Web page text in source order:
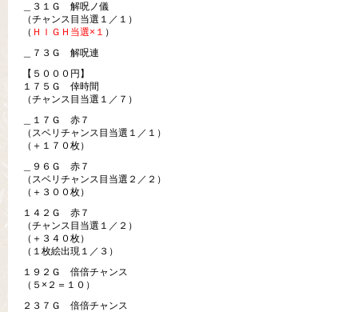
＿３１Ｇ 解呪ノ儀
（チャンス目当選１／１）
（ ＨＩＧＨ当選×１ ）
＿７３Ｇ 解呪連
【５０００円】
１７５Ｇ 倖時間
（チャンス目当選１／７）
＿１７Ｇ 赤７
（スベリチャンス目当選１／１）
（＋１７０枚）
＿９６Ｇ 赤７
（スベリチャンス目当選２／２）
（＋３００枚）
１４２Ｇ 赤７
（チャンス目当選１／２）
（＋３４０枚）
（１枚絵出現１／３）
１９２Ｇ 倍倍チャンス
（５×２＝１０）
２３７Ｇ 倍倍チャンス